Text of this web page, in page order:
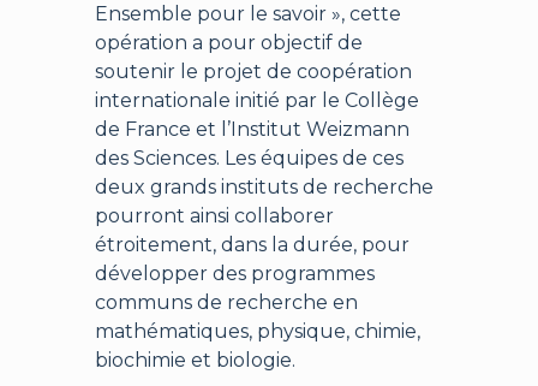
Ensemble pour le savoir », cette
opération a pour objectif de
soutenir le projet de coopération
internationale initié par le Collège
de France et l’Institut Weizmann
des Sciences. Les équipes de ces
deux grands instituts de recherche
pourront ainsi collaborer
étroitement, dans la durée, pour
développer des programmes
communs de recherche en
mathématiques, physique, chimie,
biochimie et biologie.